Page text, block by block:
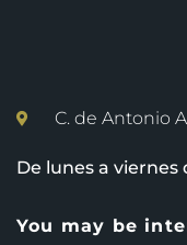
C. de Antonio
De lunes a viernes
You may be